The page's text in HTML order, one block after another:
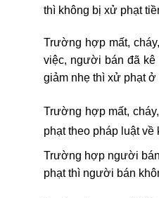
thì không bị xử phạt
Trường hợp mất,
việc, người bán đã kê
giảm nhẹ thì xử phạt ở
Trường hợp mất,
phạt theo pháp luật
Trường hợp người
phạt thì người bán